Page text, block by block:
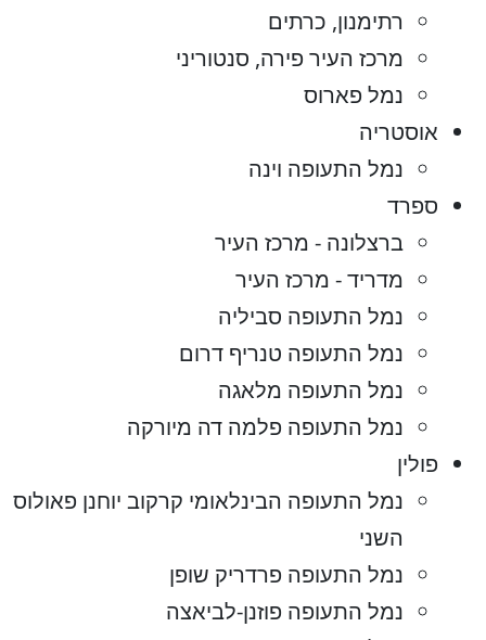
רתימנון, כרתים
מרכז העיר פירה, סנטוריני
נמל פארוס
אוסטריה
נמל התעופה וינה
ספרד
ברצלונה - מרכז העיר
מדריד - מרכז העיר
נמל התעופה סביליה
נמל התעופה טנריף דרום
נמל התעופה מלאגה
נמל התעופה פלמה דה מיורקה
פולין
נמל התעופה הבינלאומי קרקוב יוחנן פאולוס
השני
נמל התעופה פרדריק שופן
נמל התעופה פוזנן-לביאצה